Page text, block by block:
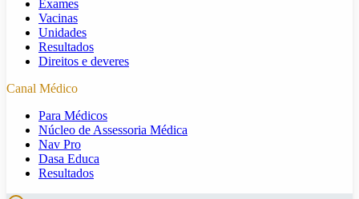
Exames
Vacinas
Unidades
Resultados
Direitos e deveres
Canal Médico
Para Médicos
Núcleo de Assessoria Médica
Nav Pro
Dasa Educa
Resultados